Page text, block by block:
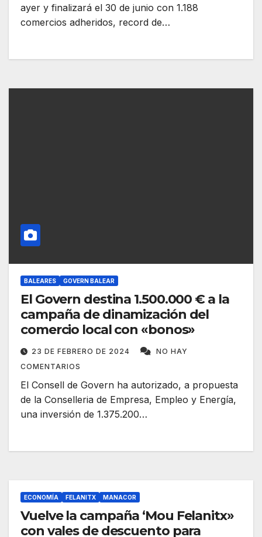
ayer y finalizará el 30 de junio con 1.188
comercios adheridos, record de…
BALEARES GOVERN BALEAR
El Govern destina 1.500.000 € a la
campaña de dinamización del
comercio local con «bonos»
23 DE FEBRERO DE 2024
NO HAY
COMENTARIOS
El Consell de Govern ha autorizado, a propuesta
de la Conselleria de Empresa, Empleo y Energía,
una inversión de 1.375.200…
ECONOMÍA FELANITX MANACOR
Vuelve la campaña ‘Mou Felanitx»
con vales de descuento para